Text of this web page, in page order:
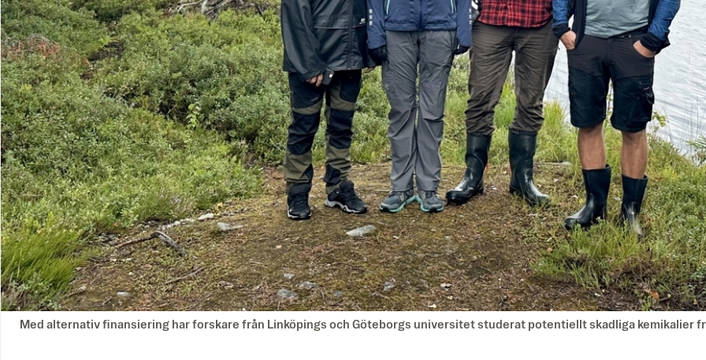
Med alternativ finansiering har forskare från Linköpings och Göteborgs universitet studerat potentiellt skadliga kemikalier